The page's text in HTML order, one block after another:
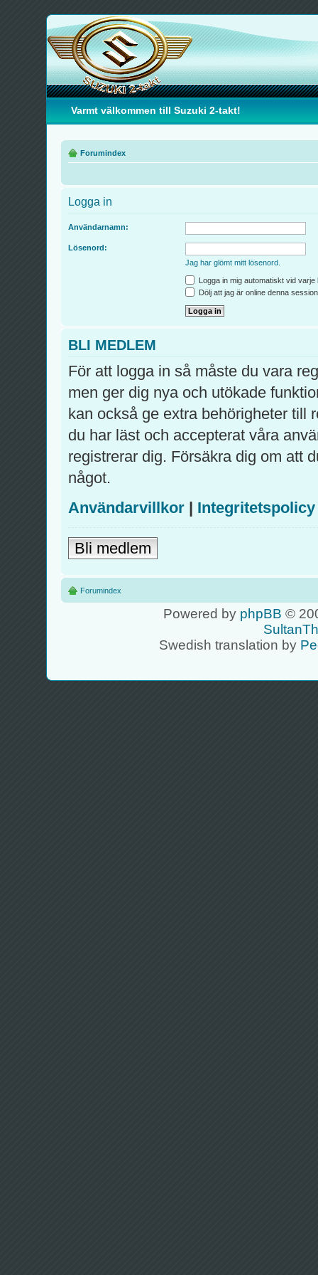
Varmt välkommen till Suzuki 2-takt!
Forumindex
Logga in
Användarnamn:
Lösenord:
Jag har glömt mitt lösenord.
Logga in mig automatiskt vid varje
Dölj att jag är online denna
BLI MEDLEM
För att logga in så måste du vara
men ger dig nya och utökade
kan också ge extra behörigheter till
du har läst och accepterat våra
registrerar dig. Försäkra dig om att
något.
Användarvillkor | Integritetspolicy
Bli medlem
Forumindex
Powered by phpBB ©
Swedish translation by